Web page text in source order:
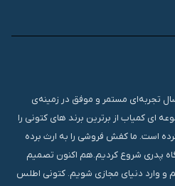
اطلس با بیش از 10 سال تجربه‌ای مستمر و موفق در زمینه‌ی
کمیاب از برترین برند های کتونی را
است. ما کفش فروشی را به ارث برده
پدری شروع کردیم.هم اکنون تصمیم
و وارد دنیای مجازی شویم. کتونی اطلس